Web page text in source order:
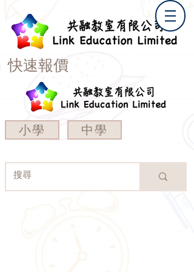
快速報價
小學 中學